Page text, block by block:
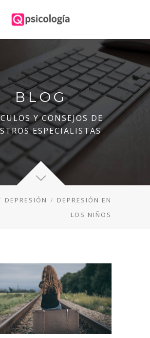
BLOG
Y CONSEJOS DE
ESPECIALISTAS
DEPRESIÓN
DEPRESIÓN EN
LOS NIÑOS